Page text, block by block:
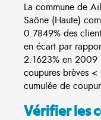
La commune de
Saône (Haute)
0.7849% des
en écart par
2.1623% en 2009
coupures brèves
cumulée de
Vérifier les